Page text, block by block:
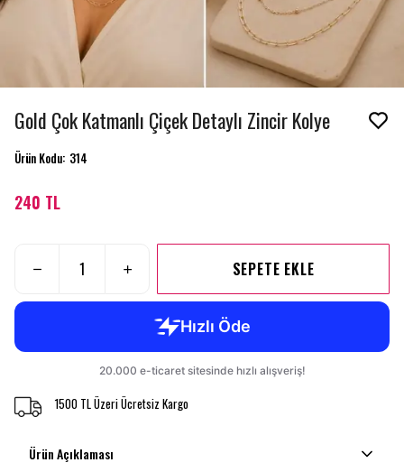
Gold Çok Katmanlı Çiçek Detaylı Zincir Kolye
Ürün Kodu: 314
240 TL
SEPETE EKLE
1500 TL Üzeri Ücretsiz Kargo
Ürün Açıklaması